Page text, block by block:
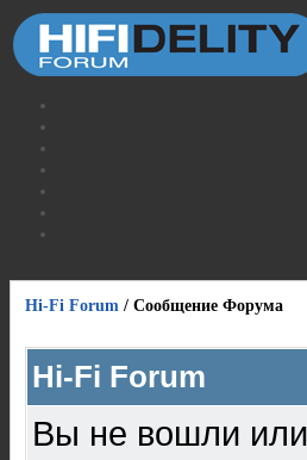
Hi-Fi Forum / Сообщение Форума
Hi-Fi Forum
Вы не вошли или